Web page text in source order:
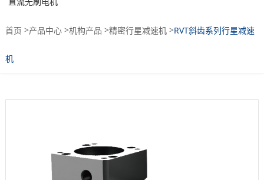
首页 >产品中心>机构产品 >精密行星减速机>RVT斜齿系列行星减速
机